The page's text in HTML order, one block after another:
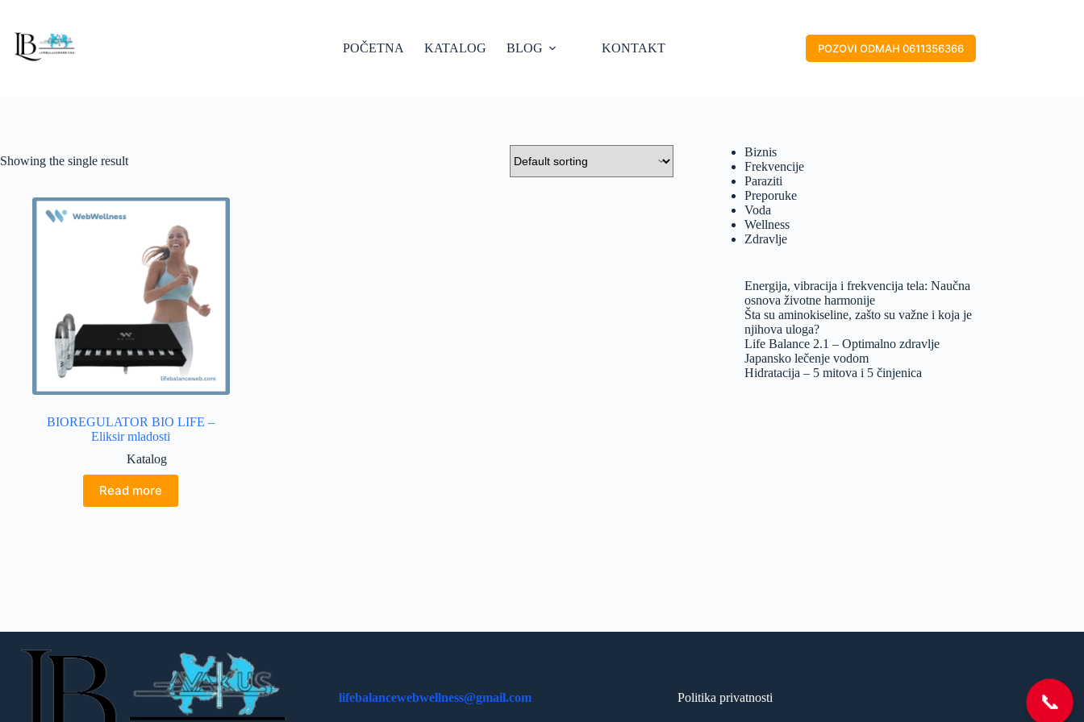
content
POČETNA
KATALOG BLOG KONTAKT POZOVI ODMAH 0611356366
Showing the single result
BIOREGULATOR BIO LIFE –
Eliksir mladosti
Katalog
Read more
Biznis
Frekvencije
Paraziti
Preporuke
Voda
Wellness
Zdravlje
Energija, vibracija i frekvencija tela: Naučna
osnova životne harmonije
Šta su aminokiseline, zašto su važne i koja je
njihova uloga?
Life Balance 2.1 – Optimalno zdravlje
Japansko lečenje vodom
Hidratacija – 5 mitova i 5 činjenica
lifebalancewebwellness@gmail.com Politika privatnosti 📞